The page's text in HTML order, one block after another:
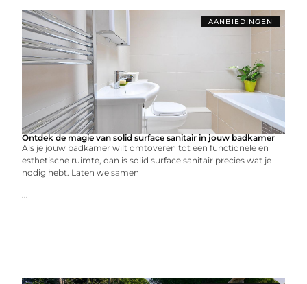
AANBIEDINGEN
Ontdek de magie van solid surface sanitair in jouw badkamer
Als je jouw badkamer wilt omtoveren tot een functionele en
esthetische ruimte, dan is solid surface sanitair precies wat je
nodig hebt. Laten we samen
...